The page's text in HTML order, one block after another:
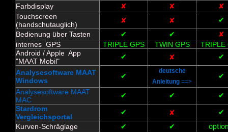
Farbdisplay ✘ ✘
✘
Touchscreen
(handschutauglich)
✘ ✘
✔
Bedienung über Tasten
✔ ✔
✘
internes GPS
TRIPLE GPS TWIN GPS
TRIPLE
Android / Apple App
"MAAT Mobil"
✔ ✘
✔
Analysesoftware MAAT
Windows
✔
deutsche
Anleitung ==>
✔
Analysesoftware MAAT
MAC
✔ ✔
✔
Stardrom
Vergleichsportal
✔ ✘
✔
Kurven-Schräglage
✔ ✔